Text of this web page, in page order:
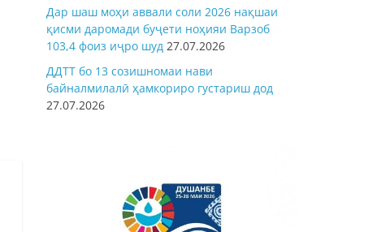
Дар шаш моҳи аввали соли 2026 нақшаи
қисми даромади буҷети ноҳияи Варзоб
103,4 фоиз иҷро шуд 27.07.2026
ДДТТ бо 13 созишномаи нави
байналмилалӣ ҳамкориро густариш дод
27.07.2026